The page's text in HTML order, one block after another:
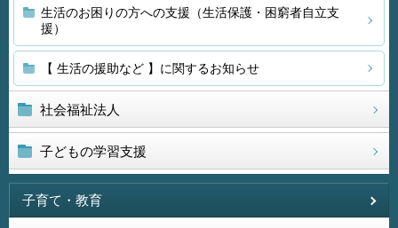
生活のお困りの方への支援（生活保護・困窮者自立支
援）
【 生活の援助など 】に関するお知らせ
社会福祉法人
子どもの学習支援
子育て・教育